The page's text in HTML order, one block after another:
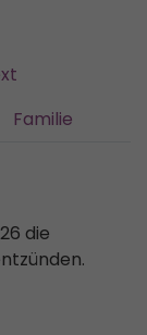
Familie
die